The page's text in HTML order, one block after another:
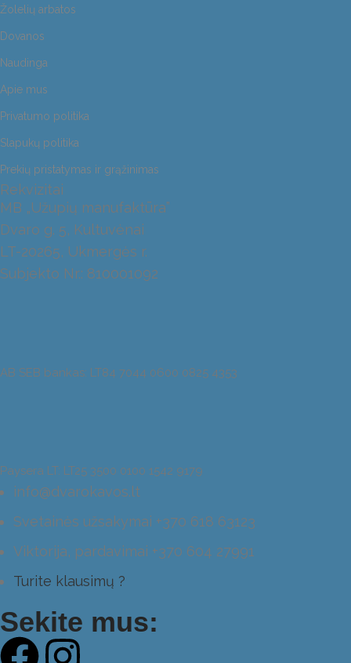
Žolelių arbatos
Dovanos
Naudinga
Apie mus
Privatumo politika
Slapukų politika
Prekių pristatymas ir grąžinimas
Rekvizitai
MB „Užupių manufaktūra”
Dvaro g. 5, Kultuvėnai
LT-20265, Ukmergės r.
Subjekto Nr.: 810001092
AB SEB bankas: LT84 7044 0600 0825 4353
Paysera LT: LT25 3500 0100 1542 9179
info@dvarokavos.lt
Svetainės užsakymai +370 618 63123
Viktorija, pardavimai +370 604 27991
Turite klausimų ?
Sekite mus: